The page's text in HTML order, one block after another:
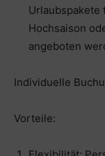
Urlaubspakete
Hochsaison
angeboten
Individuelle
Vorteile: